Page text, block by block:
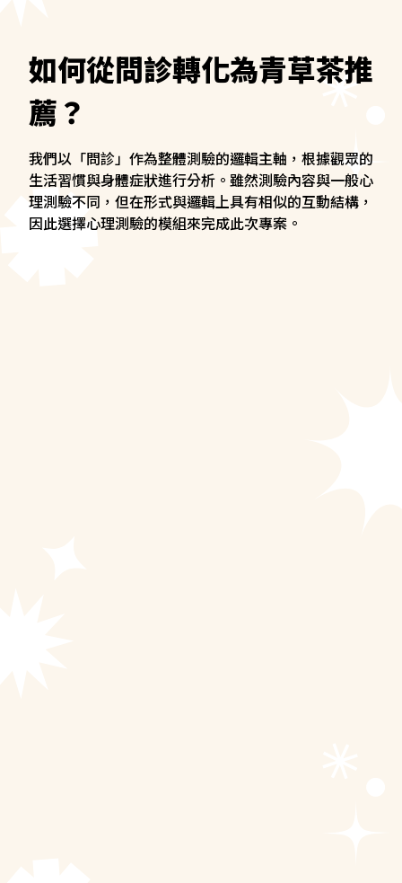
如何從問診轉化為青草茶推
薦？
我們以「問診」作為整體測驗的邏輯主軸，根據觀眾的
生活習慣與身體症狀進行分析。雖然測驗內容與一般心
理測驗不同，但在形式與邏輯上具有相似的互動結構，
因此選擇心理測驗的模組來完成此次專案。